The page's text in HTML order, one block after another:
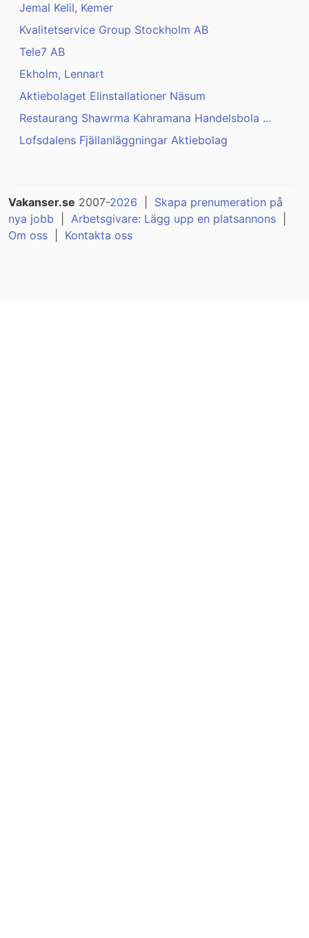
Jemal Kelil, Kemer
Kvalitetservice Group Stockholm AB
Tele7 AB
Ekholm, Lennart
Aktiebolaget Elinstallationer Näsum
Restaurang Shawrma Kahramana Handelsbola ...
Lofsdalens Fjällanläggningar Aktiebolag
Vakanser.se 2007-2026
Skapa prenumeration på
nya jobb
Arbetsgivare: Lägg upp en platsannons
Om oss
Kontakta oss